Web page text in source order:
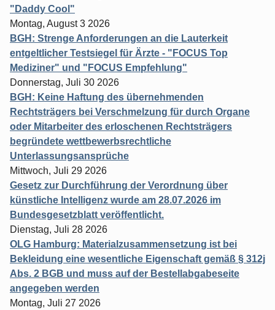
"Daddy Cool"
Montag, August 3 2026
BGH: Strenge Anforderungen an die Lauterkeit
entgeltlicher Testsiegel für Ärzte - "FOCUS Top
Mediziner" und "FOCUS Empfehlung"
Donnerstag, Juli 30 2026
BGH: Keine Haftung des übernehmenden
Rechtsträgers bei Verschmelzung für durch Organe
oder Mitarbeiter des erloschenen Rechtsträgers
begründete wettbewerbsrechtliche
Unterlassungsansprüche
Mittwoch, Juli 29 2026
Gesetz zur Durchführung der Verordnung über
künstliche Intelligenz wurde am 28.07.2026 im
Bundesgesetzblatt veröffentlicht.
Dienstag, Juli 28 2026
OLG Hamburg: Materialzusammensetzung ist bei
Bekleidung eine wesentliche Eigenschaft gemäß § 312j
Abs. 2 BGB und muss auf der Bestellabgabeseite
angegeben werden
Montag, Juli 27 2026